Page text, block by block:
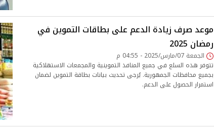
موعد صرف زيادة الدعم على بطاقات التموين في
رمضان 2025
الجمعة 07/مارس/2025 - 04:55 م
تتوفر هذه السلع في جميع المنافذ التموينية والمجمعات الاستهلاكية
بجميع محافظات الجمهورية. يُرجى تحديث بيانات بطاقة التموين لضمان
استمرار الحصول على الدعم.